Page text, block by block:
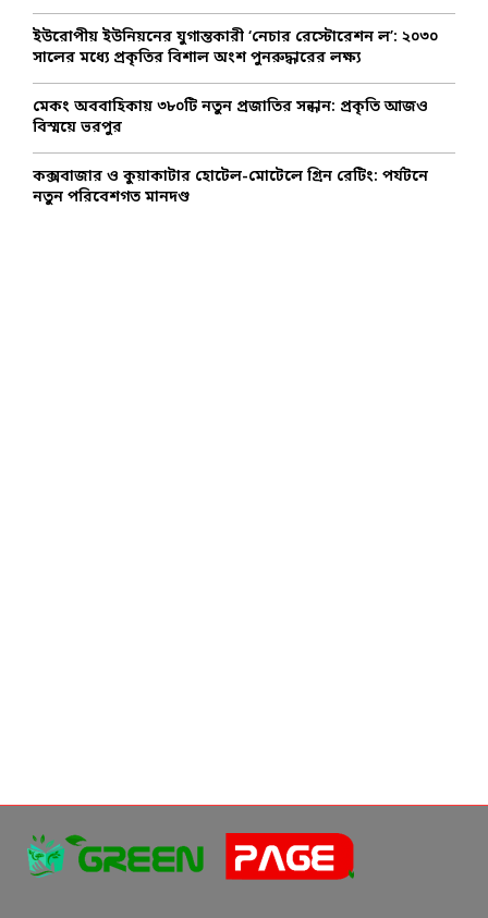
ইউরোপীয় ইউনিয়নের যুগান্তকারী ‘নেচার রেস্টোরেশন ল’: ২০৩০
সালের মধ্যে প্রকৃতির বিশাল অংশ পুনরুদ্ধারের লক্ষ্য
মেকং অববাহিকায় ৩৮০টি নতুন প্রজাতির সন্ধান: প্রকৃতি আজও
বিস্ময়ে ভরপুর
কক্সবাজার ও কুয়াকাটার হোটেল-মোটেলে গ্রিন রেটিং: পর্যটনে
নতুন পরিবেশগত মানদণ্ড